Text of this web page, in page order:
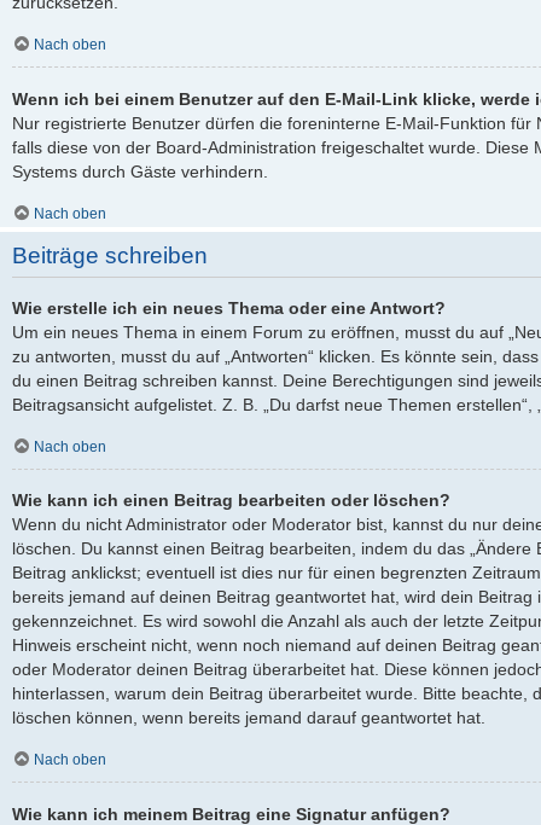
Nach oben
Wenn ich bei einem Benutzer auf den E-Mail-Link klicke,
Nur registrierte Benutzer dürfen die foreninterne E-Mail-Funktion
falls diese von der Board-Administration freigeschaltet wurde. Diese
Systems durch Gäste verhindern.
Nach oben
Beiträge schreiben
Wie erstelle ich ein neues Thema oder eine Antwort?
Um ein neues Thema in einem Forum zu eröffnen, musst du auf
zu antworten, musst du auf „Antworten“ klicken. Es könnte sein,
du einen Beitrag schreiben kannst. Deine Berechtigungen sind
Beitragsansicht aufgelistet. Z. B. „Du darfst neue Themen erstellen“,
Nach oben
Wie kann ich einen Beitrag bearbeiten oder löschen?
Wenn du nicht Administrator oder Moderator bist, kannst du nur
löschen. Du kannst einen Beitrag bearbeiten, indem du das
Beitrag anklickst; eventuell ist dies nur für einen begrenzten
bereits jemand auf deinen Beitrag geantwortet hat, wird dein
gekennzeichnet. Es wird sowohl die Anzahl als auch der letzte
Hinweis erscheint nicht, wenn noch niemand auf deinen Beitrag
oder Moderator deinen Beitrag überarbeitet hat. Diese können
hinterlassen, warum dein Beitrag überarbeitet wurde. Bitte beachte,
löschen können, wenn bereits jemand darauf geantwortet hat.
Nach oben
Wie kann ich meinem Beitrag eine Signatur anfügen?